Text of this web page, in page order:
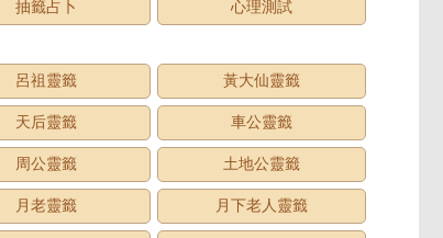
抽籤占卜 心理測試
呂祖靈籤 黃大仙靈籤
天后靈籤 車公靈籤
周公靈籤 土地公靈籤
月老靈籤 月下老人靈籤